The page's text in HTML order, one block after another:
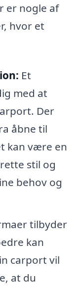
er nogle af
hvor et
Et
med at
Der
åbne til
kan være en
stil og
behov og
tilbyder
kan
carport vil
at du